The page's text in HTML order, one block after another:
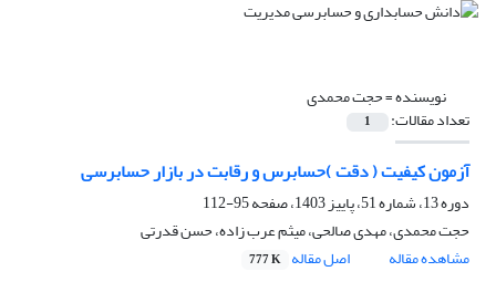
نویسنده =حجت محمدی
تعداد مقالات: 1
آزمون کیفیت ( دقت )حسابرس و رقابت در بازار حسابرسی
دوره 13، شماره 51، پاییز 1403، صفحه
95-112
حجت محمدی، مهدی صالحی، میثم عرب زاده، حسن قدرتی
مشاهده مقاله
اصل مقاله 777 K